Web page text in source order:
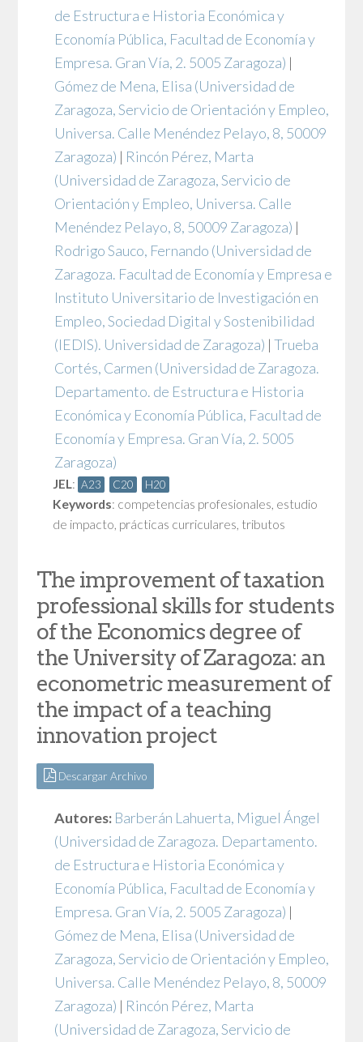
de Estructura e Historia Económica y
Economía Pública, Facultad de Economía y
Empresa. Gran Vía, 2. 5005 Zaragoza) |
Gómez de Mena, Elisa (Universidad de
Zaragoza, Servicio de Orientación y Empleo,
Universa. Calle Menéndez Pelayo, 8, 50009
Zaragoza) | Rincón Pérez, Marta
(Universidad de Zaragoza, Servicio de
Orientación y Empleo, Universa. Calle
Menéndez Pelayo, 8, 50009 Zaragoza) |
Rodrigo Sauco, Fernando (Universidad de
Zaragoza. Facultad de Economía y Empresa e
Instituto Universitario de Investigación en
Empleo, Sociedad Digital y Sostenibilidad
(IEDIS). Universidad de Zaragoza) |Trueba
Cortés, Carmen (Universidad de Zaragoza.
Departamento. de Estructura e Historia
Económica y Economía Pública, Facultad de
Economía y Empresa. Gran Vía, 2. 5005
Zaragoza)
JEL: A23 C20 H20
Keywords: competencias profesionales, estudio
de impacto, prácticas curriculares, tributos
The improvement of taxation
professional skills for students
of the Economics degree of
the University of Zaragoza: an
econometric measurement of
the impact of a teaching
innovation project
Descargar Archivo
Autores: Barberán Lahuerta, Miguel Ángel
(Universidad de Zaragoza. Departamento.
de Estructura e Historia Económica y
Economía Pública, Facultad de Economía y
Empresa. Gran Vía, 2. 5005 Zaragoza) |
Gómez de Mena, Elisa (Universidad de
Zaragoza, Servicio de Orientación y Empleo,
Universa. Calle Menéndez Pelayo, 8, 50009
Zaragoza) | Rincón Pérez, Marta
(Universidad de Zaragoza, Servicio de